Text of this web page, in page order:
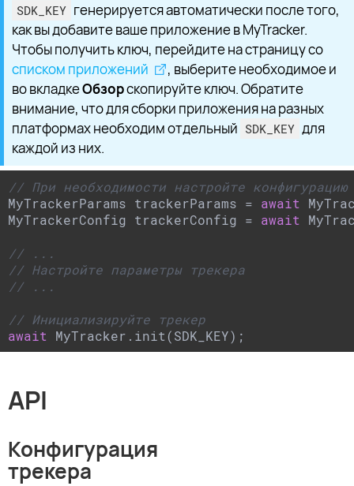
SDK_KEY генерируется автоматически после того,
как вы добавите ваше приложение в MyTracker.
Чтобы получить ключ, перейдите на страницу со
списком приложений
, выберите необходимое и
во вкладкеОбзорскопируйте ключ. Обратите
внимание, что для сборки приложения на разных
платформах необходим отдельный SDK_KEY для
каждой из них.
// При необходимости настройте конфигурацию
MyTrackerParams trackerParams = await
MyTrackerConfig trackerConfig = await
// ...
// Настройте параметры трекера
// ...
// Инициализируйте трекер
await MyTracker.init(SDK_KEY);
API
Конфигурация
трекера